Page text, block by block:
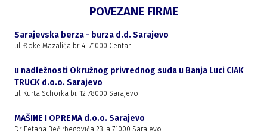
POVEZANE FIRME
Sarajevska berza - burza d.d. Sarajevo
ul. Đoke Mazalića br. 4I 71000 Centar
u nadležnosti Okružnog privrednog suda u Banja Luci CIAK
TRUCK d.o.o. Sarajevo
ul. Kurta Schorka br. 12 78000 Sarajevo
MAŠINE I OPREMA d.o.o. Sarajevo
Dr. Fetaha Bećirbegovića 23-a 71000 Sarajevo